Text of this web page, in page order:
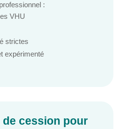
:
VHU
strictes
expérimenté
cession pour